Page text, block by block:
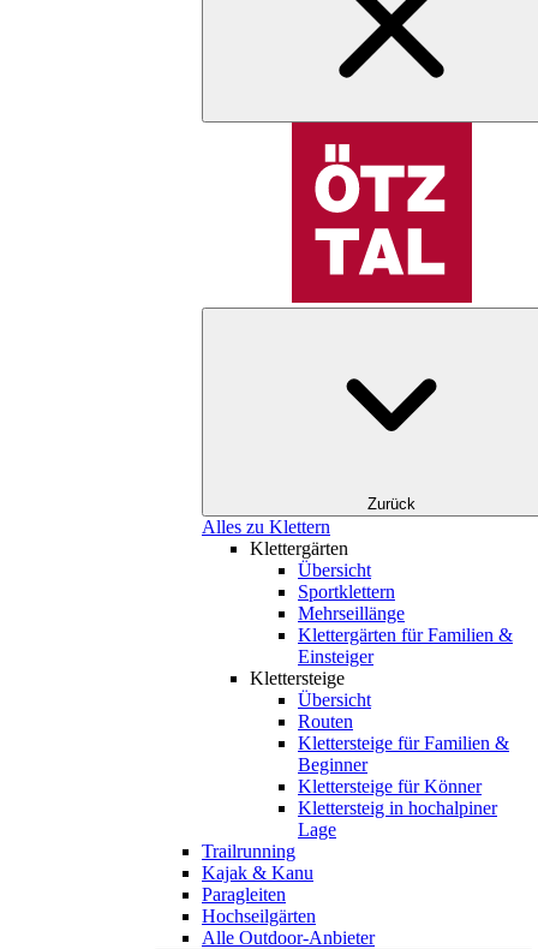
Zurück
Alles zu Klettern
Klettergärten
Übersicht
Sportklettern
Mehrseillänge
Klettergärten für Familien &
Einsteiger
Klettersteige
Übersicht
Routen
Klettersteige für Familien &
Beginner
Klettersteige für Könner
Klettersteig in hochalpiner
Lage
Trailrunning
Kajak & Kanu
Paragleiten
Hochseilgärten
Alle Outdoor-Anbieter